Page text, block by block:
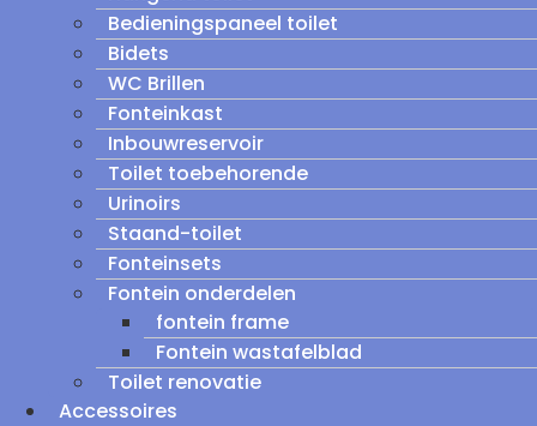
Bedieningspaneel toilet
Bidets
WC Brillen
Fonteinkast
Inbouwreservoir
Toilet toebehorende
Urinoirs
Staand-toilet
Fonteinsets
Fontein onderdelen
fontein frame
Fontein wastafelblad
Toilet renovatie
Accessoires